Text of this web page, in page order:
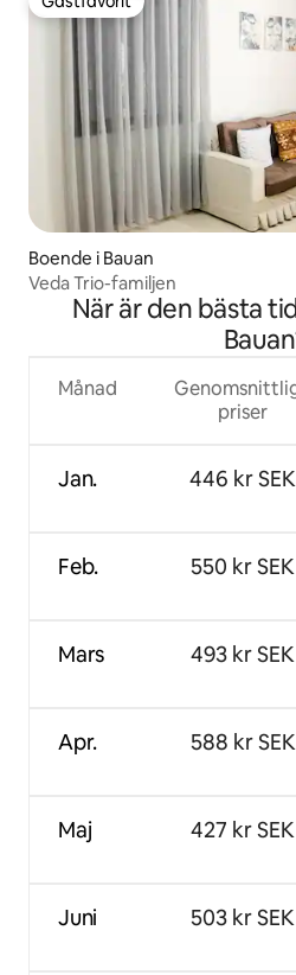
Gästfavorit
Boende i Bauan
Veda Trio-familjen
När är den bästa
Månad
Jan.
Feb.
Mars
Apr.
Maj
Juni
priser
446 kr SEK
550 kr SEK
493 kr SEK
588 kr SEK
427 kr SEK
503 kr SEK